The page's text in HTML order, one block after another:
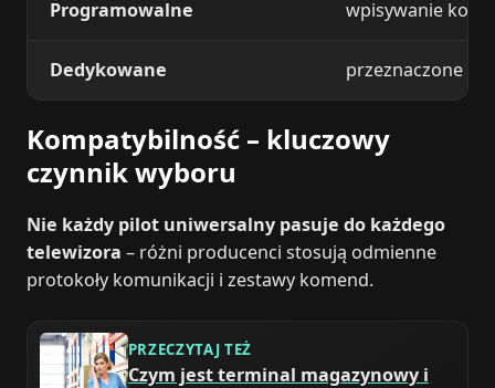
Programowalne wpisywanie
Dedykowane przeznaczone
Kompatybilność – kluczowy
czynnik wyboru
Nie każdy pilot uniwersalny pasuje do każdego
telewizora – różni producenci stosują odmienne
protokoły komunikacji i zestawy komend.
PRZECZYTAJ TEŻ
Czym jest terminal magazynowy i